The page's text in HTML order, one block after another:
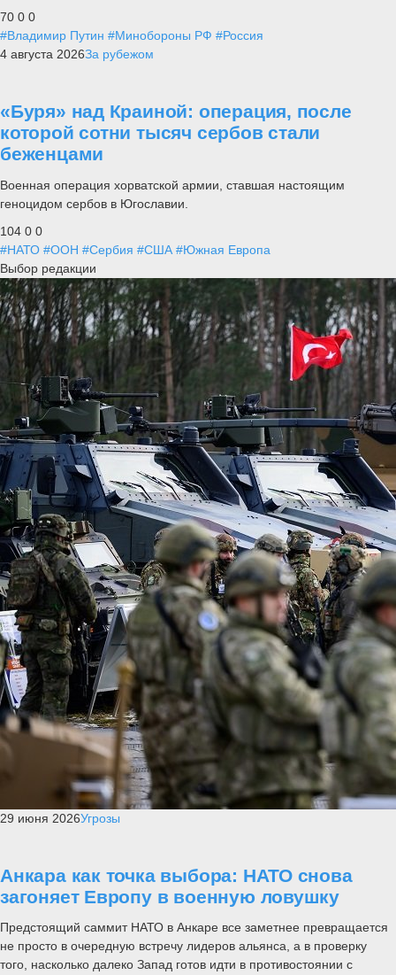
70 0 0
#Владимир Путин #Минобороны РФ #Россия
4 августа 2026За рубежом
«Буря» над Краиной: операция, после
которой сотни тысяч сербов стали
беженцами
Военная операция хорватской армии, ставшая настоящим
геноцидом сербов в Югославии.
104 0 0
#НАТО #ООН #Сербия #США #Южная Европа
Выбор редакции
29 июня 2026Угрозы
Анкара как точка выбора: НАТО снова
загоняет Европу в военную ловушку
Предстоящий саммит НАТО в Анкаре все заметнее превращается
не просто в очередную встречу лидеров альянса, а в проверку
того, насколько далеко Запад готов идти в противостоянии с